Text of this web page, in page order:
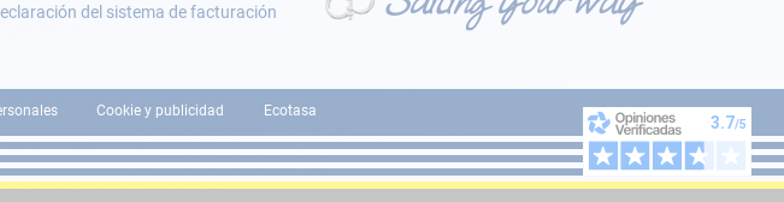
del sistema de facturación
Cookie y publicidad Ecotasa